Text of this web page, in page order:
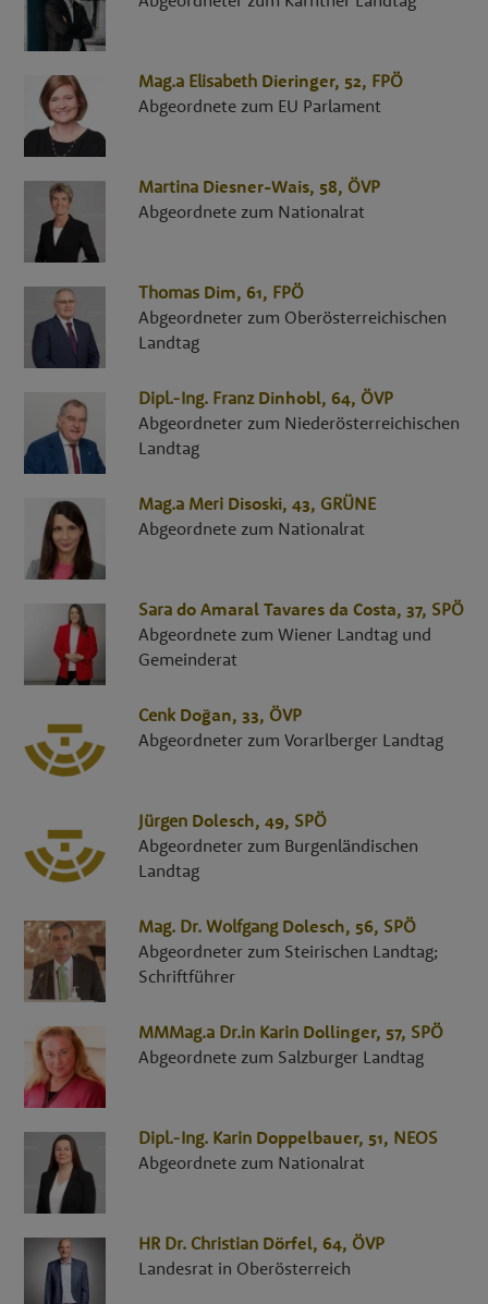
Mag.a Elisabeth Dieringer, 52, FPÖ
Abgeordnete zum EU Parlament
Martina Diesner-Wais, 58, ÖVP
Abgeordnete zum Nationalrat
Thomas Dim, 61, FPÖ
Abgeordneter zum Oberösterreichischen
Landtag
Dipl.-Ing. Franz Dinhobl, 64, ÖVP
Abgeordneter zum Niederösterreichischen
Landtag
Mag.a Meri Disoski, 43, GRÜNE
Abgeordnete zum Nationalrat
Sara do Amaral Tavares da Costa, 37, SPÖ
Abgeordnete zum Wiener Landtag und
Gemeinderat
Cenk Doğan, 33, ÖVP
Abgeordneter zum Vorarlberger Landtag
Jürgen Dolesch, 49, SPÖ
Abgeordneter zum Burgenländischen
Landtag
Mag. Dr. Wolfgang Dolesch, 56, SPÖ
Abgeordneter zum Steirischen Landtag;
Schriftführer
MMMag.a Dr.in Karin Dollinger, 57, SPÖ
Abgeordnete zum Salzburger Landtag
Dipl.-Ing. Karin Doppelbauer, 51, NEOS
Abgeordnete zum Nationalrat
HR Dr. Christian Dörfel, 64, ÖVP
Landesrat in Oberösterreich